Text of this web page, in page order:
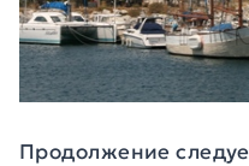
Продолжение